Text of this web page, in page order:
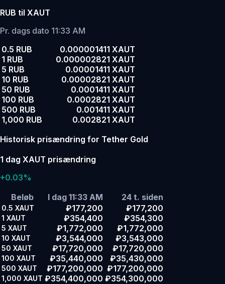
RUB til XAUT
Pr. dags dato 11:33 AM
0.5 RUB
0.000001411 XAUT
1 RUB
0.000002821 XAUT
5 RUB
0.00001411 XAUT
10 RUB
0.00002821 XAUT
50 RUB
0.0001411 XAUT
100 RUB
0.0002821 XAUT
500 RUB
0.001411 XAUT
1,000 RUB
0.002821 XAUT
Historisk prisændring for Tether Gold
1 dag XAUT prisændring
+0.03%
Beløb
I dag 11:33 AM 24 t. siden
0.5 XAUT ₽177,200 ₽177,200
1 XAUT ₽354,400 ₽354,300
5 XAUT ₽1,772,000 ₽1,772,000
10 XAUT ₽3,544,000 ₽3,543,000
50 XAUT ₽17,720,000 ₽17,720,000
100 XAUT ₽35,440,000 ₽35,430,000
500 XAUT ₽177,200,000 ₽177,200,000
1,000 XAUT ₽354,400,000 ₽354,300,000